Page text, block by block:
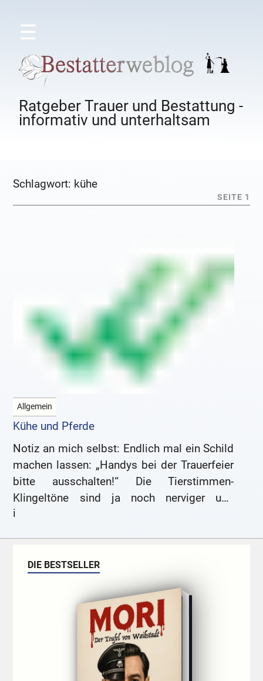
☰
Ratgeber Trauer und Bestattung -
informativ und unterhaltsam
Schlagwort: kühe
SEITE 1
Allgemein
Kühe und Pferde
Notiz an mich selbst: Endlich mal ein Schild
machen lassen: „Handys bei der Trauerfeier
bitte ausschalten!“ Die Tierstimmen-
Klingeltöne sind ja noch nerviger und
unpassender als das normale Gedudel.
i
DIE BESTSELLER